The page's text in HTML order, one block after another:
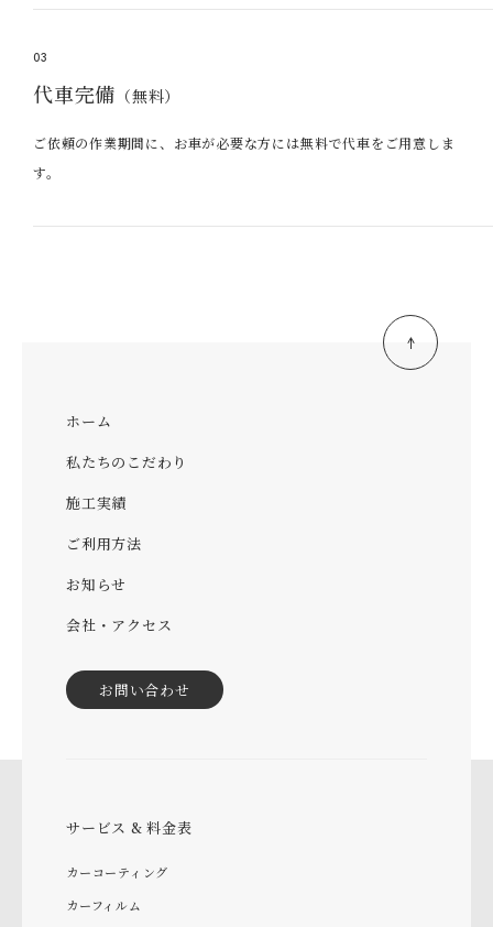
03
代車完備 （無料）
ご依頼の作業期間に、お車が必要な方には無料で代車をご用意しま
す。
ホーム
私たちのこだわり
施工実績
ご利用方法
お知らせ
会社・アクセス
お問い合わせ
サービス & 料金表
カーコーティング
カーフィルム